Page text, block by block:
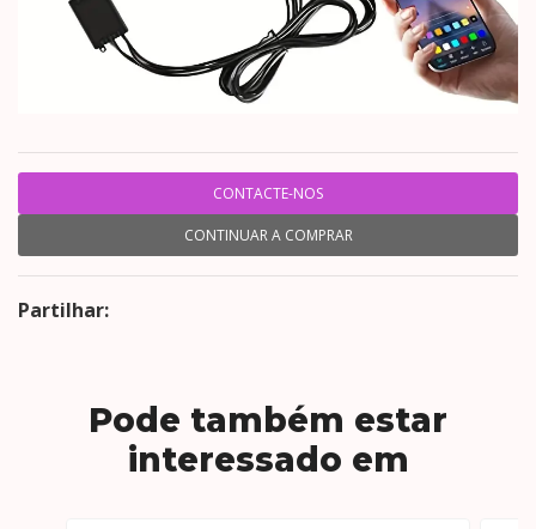
CONTACTE-NOS
CONTINUAR A COMPRAR
Partilhar:
Pode também estar
interessado em